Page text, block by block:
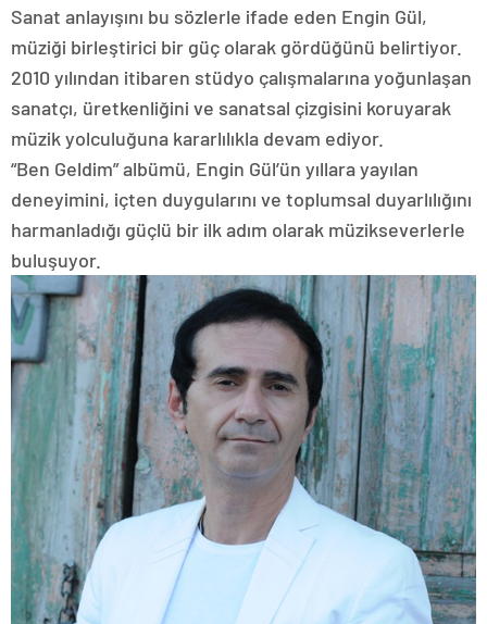
Sanat anlayışını bu sözlerle ifade eden Engin Gül,
müziği birleştirici bir güç olarak gördüğünü belirtiyor.
2010 yılından itibaren stüdyo çalışmalarına yoğunlaşan
sanatçı, üretkenliğini ve sanatsal çizgisini koruyarak
müzik yolculuğuna kararlılıkla devam ediyor.
“Ben Geldim” albümü, Engin Gül’ün yıllara yayılan
deneyimini, içten duygularını ve toplumsal duyarlılığını
harmanladığı güçlü bir ilk adım olarak müzikseverlerle
buluşuyor.